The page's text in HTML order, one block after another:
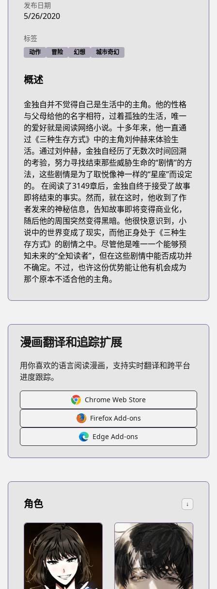
发布日期
5/26/2020
标签
动作 冒险 幻想 城市奇幻
概述
金独自并不觉得自己是生活中的主角。他的性格
与父母给他的名字相符，过着孤独的生活，唯一
的爱好就是阅读网络小说。十多年来，他一直通
过《三种生存方式》中的主角刘仲赫来体验生
活。通过刘仲赫，金独自经历了无数次时间回溯
的考验，努力寻找结束那些威胁生命的“剧情”的方
法，这些剧情是为了取悦像神一样的“星座”而设定
的。 在阅读了3149章后，金独自终于接受了故事
即将结束的事实。然而，就在这时，他收到了作
者发来的神秘信息，告知故事即将变得商业化，
随后他的周围突然变得黑暗。他很快意识到，小
说中的世界变成了现实，而他正身处于《三种生
存方式》的剧情之中。尽管他是唯一一个能够预
知未来的“全知读者”，但在这些剧情中能否成功并
不确定。不过，也许这份优势能让他有机会成为
那个原本不适合他的主角。
漫画翻译和追踪扩展
用你喜欢的语言阅读漫画，支持实时翻译和跨平台
进度跟踪。
Chrome Web Store
Firefox Add-ons
Edge Add-ons
角色 ↓